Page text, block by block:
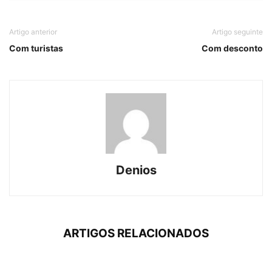
Artigo anterior
Com turistas
Artigo seguinte
Com desconto
Denios
ARTIGOS RELACIONADOS